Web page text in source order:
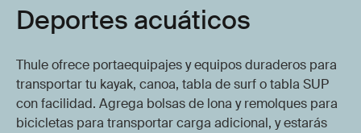
Deportes acuáticos
Thule ofrece portaequipajes y equipos duraderos para
transportar tu kayak, canoa, tabla de surf o tabla SUP
con facilidad. Agrega bolsas de lona y remolques para
bicicletas para transportar carga adicional, y estarás